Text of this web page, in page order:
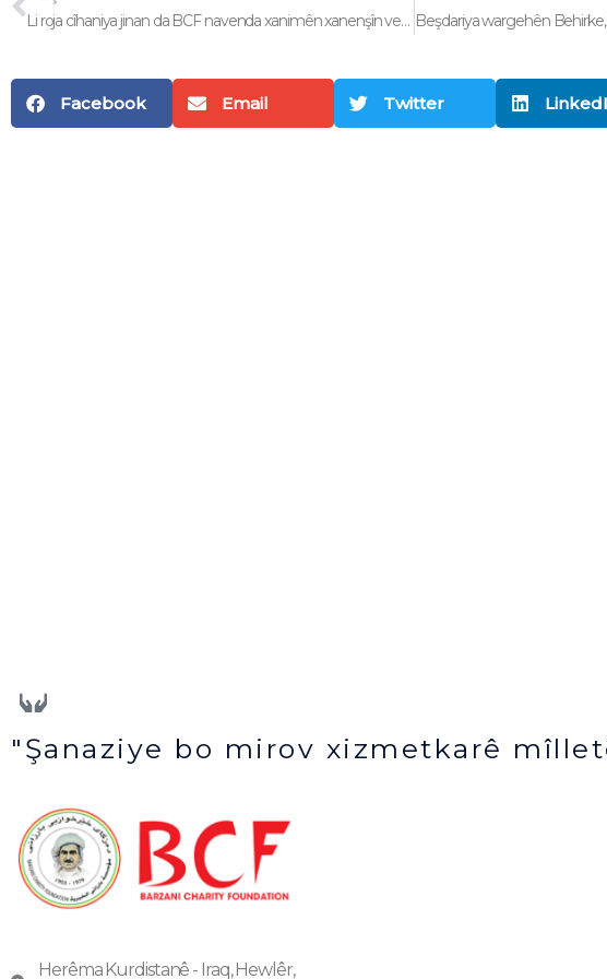
Li roja cîhaniya jinan da BCF navenda xanimên xanenşîn vekir
Facebook Email Twitter
"Şanaziye bo mirov xizmetkarê
Herêma Kurdistanê - Iraq, Hewlêr,